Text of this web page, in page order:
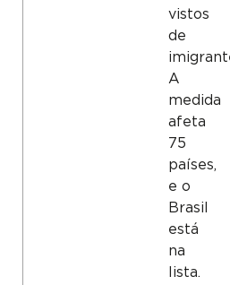
vistos
de
A
medida
afeta
75
países,
e o
Brasil
está
na
lista.